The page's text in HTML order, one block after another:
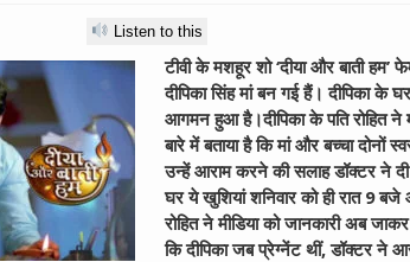
Listen to this
टीवी के मशहूर शो ‘दीया और बाती हम’
दीपिका सिंह मां बन गई हैं। दीपिका के
आगमन हुआ है।दीपिका के पति रोहित ने
बारे में बताया है कि मां और बच्चा दोनों
उन्हें आराम करने की सलाह डॉक्टर ने
घर ये खुशियां शनिवार को ही रात 9
रोहित ने मीडिया को जानकारी अब
कि दीपिका जब प्रेग्नेंट थीं, डॉक्टर ने